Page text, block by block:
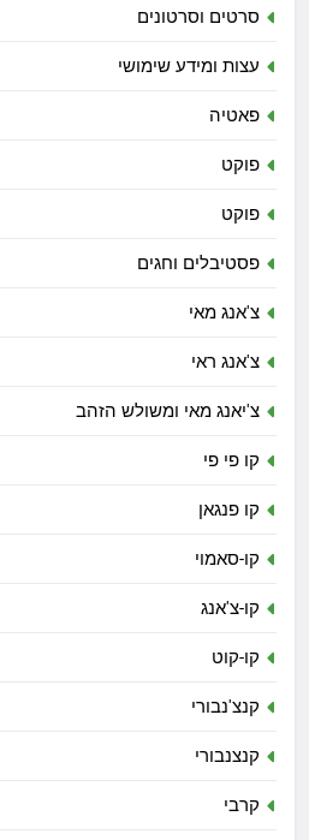
סרטים וסרטונים
עצות ומידע שימושי
פאטיה
פוקט
פוקט
פסטיבלים וחגים
צ'אנג מאי
צ'אנג ראי
צ'יאנג מאי ומשולש הזהב
קו פי פי
קו פנגאן
קו-סאמוי
קו-צ'אנג
קו-קוט
קנצ'נבורי
קנצנבורי
קרבי